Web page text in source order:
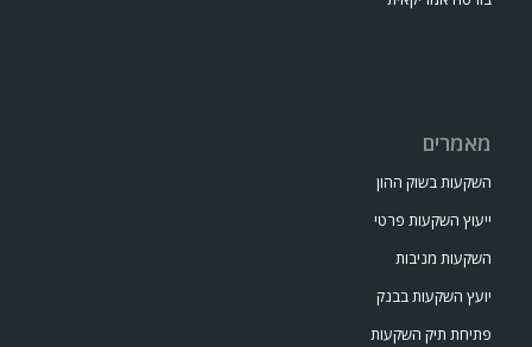
מאמרים
השקעות בשוק ההון
ייעוץ השקעות פרטי
השקעות מניבות
יועץ השקעות בבנק
פתיחת תיק השקעות